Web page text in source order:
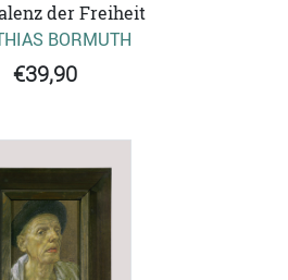
der Freiheit
BORMUTH
€39,90